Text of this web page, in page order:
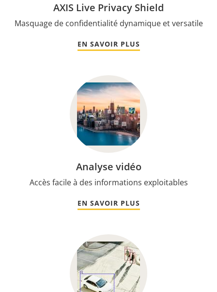
AXIS Live Privacy Shield
Masquage de confidentialité dynamique et versatile
EN SAVOIR PLUS
Analyse vidéo
Accès facile à des informations exploitables
EN SAVOIR PLUS